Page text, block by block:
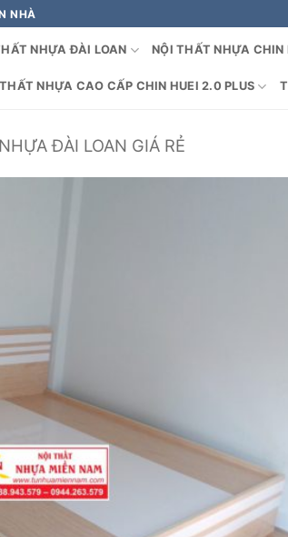
NHÀ
NHỰA ĐÀI LOAN NỘI THẤT NHỰA CHIN
NHỰA CAO CẤP CHIN HUEI 2.0 PLUS
ĐÀI LOAN GIÁ RẺ